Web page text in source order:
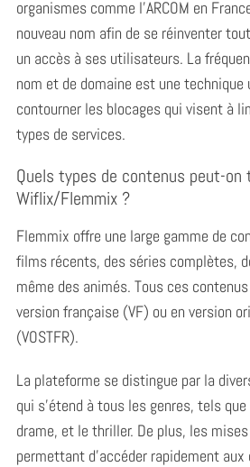
organismes comme l’ARCOM en
nouveau nom afin de se réinventer
un accès à ses utilisateurs. La
nom et de domaine est une
contourner les blocages qui visent à
types de services.
Quels types de contenus peut-on
Wiflix/Flemmix ?
Flemmix offre une large gamme de
films récents, des séries complètes,
même des animés. Tous ces
version française (VF) ou en version
(VOSTFR).
La plateforme se distingue par la
qui s’étend à tous les genres, tels
drame, et le thriller. De plus, les
permettant d’accéder rapidement